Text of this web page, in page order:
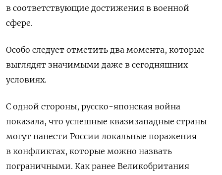
в соответствующие достижения в военной
сфере.
Особо следует отметить два момента, которые
выглядят значимыми даже в сегодняшних
условиях.
С одной стороны, русско-японская война
показала, что успешные квазизападные страны
могут нанести России локальные поражения
в конфликтах, которые можно назвать
пограничными. Как ранее Великобритания